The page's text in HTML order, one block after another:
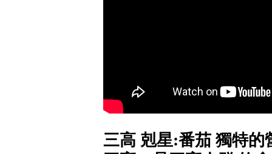
三高 剋星:番茄 獨特